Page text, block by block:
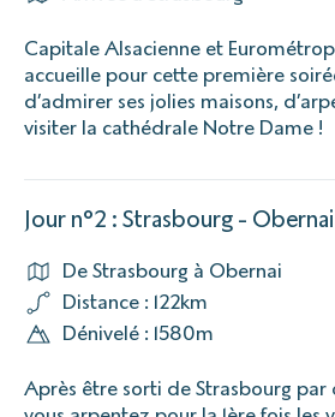
Capitale Alsacienne et
accueille pour cette première
d’admirer ses jolies maisons,
visiter la cathédrale Notre Dame !
Jour n°2 : Strasbourg - Obernai
De Strasbourg à Obernai
Distance : 122km
Dénivelé : 1580m
Après être sorti de Strasbourg par